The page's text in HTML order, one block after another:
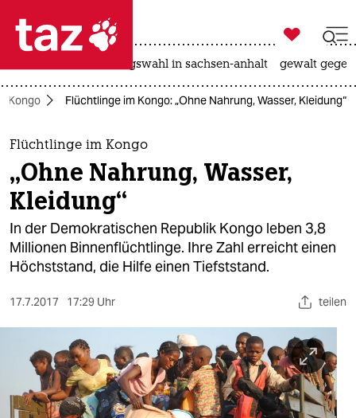
 taz zahl ich
taz zahl ich
themen
politik
öko
gesellschaft
sport
berlin
nord

taz zahl ich
landtagswahl in sachsen-anhalt gewalt
Kongo Flüchtlinge im Kongo: „Ohne Nahrung, Wasser, Kleidung“
Flüchtlinge im Kongo
„Ohne Nahrung, Wasser,
Kleidung“
In der Demokratischen Republik Kongo leben 3,8
Millionen Binnenflüchtlinge. Ihre Zahl erreicht einen
Höchststand, die Hilfe einen Tiefststand.
17.7.2017 17:29 Uhr teilen